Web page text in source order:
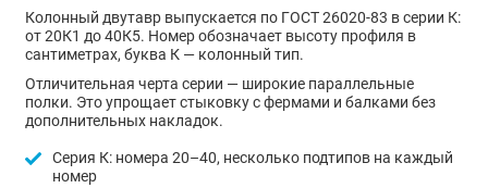
Колонный двутавр выпускается по ГОСТ 26020-83 в серии К:
от 20К1 до 40К5. Номер обозначает высоту профиля в
сантиметрах, буква К — колонный тип.
Отличительная черта серии — широкие параллельные
полки. Это упрощает стыковку с фермами и балками без
дополнительных накладок.
Серия К: номера 20–40, несколько подтипов на каждый
номер